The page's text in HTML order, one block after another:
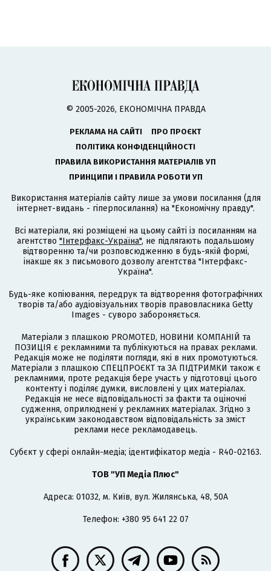
© 2005-2026, ЕКОНОМІЧНА ПРАВДА
РЕКЛАМА НА САЙТІ
ПРО ПРОЄКТ
ПОЛІТИКА КОНФІДЕНЦІЙНОСТІ
ПРАВИЛА ВИКОРИСТАННЯ МАТЕРІАЛІВ УП
ПРИНЦИПИ І ПРАВИЛА РОБОТИ УП
Використання матеріалів сайту лише за умови посилання (для
інтернет-видань - гіперпосилання) на "Економічну правду".
Всі матеріали, які розміщені на цьому сайті із посиланням на
агентство "Інтерфакс-Україна", не підлягають подальшому
відтворенню та/чи розповсюдженню в будь-якій формі,
інакше як з письмового дозволу агентства "Інтерфакс-
Україна".
Будь-яке копіювання, передрук та відтворення фотографічних
творів та/або аудіовізуальних творів правовласника Getty
Images - суворо забороняється.
Матеріали з плашкою PROMOTED, НОВИНИ КОМПАНІЙ та
ПОЗИЦІЯ є рекламними та публікуються на правах реклами.
Редакція може не поділяти погляди, які в них промотуються.
Матеріали з плашкою СПЕЦПРОЄКТ та ЗА ПІДТРИМКИ також є
рекламними, проте редакція бере участь у підготовці цього
контенту і поділяє думки, висловлені у цих матеріалах.
Редакція не несе відповідальності за факти та оціночні
судження, оприлюднені у рекламних матеріалах. Згідно з
українським законодавством відповідальність за зміст
реклами несе рекламодавець.
Cубєкт у сфері онлайн-медіа; ідентифікатор медіа - R40-02163.
ТОВ "УП Медіа Плюс"
Адреса: 01032, м. Київ, вул. Жилянська, 48, 50А
Телефон: +380 95 641 22 07